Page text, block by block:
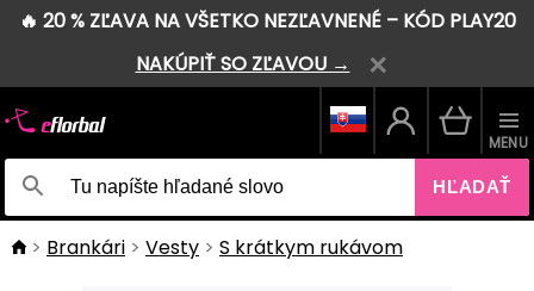
🔥 20 % ZĽAVA NA VŠETKO NEZĽAVNENÉ – KÓD PLAY20
NAKÚPIŤ SO ZĽAVOU →
HĽADAŤ
MENU
Brankári Vesty S krátkym rukávom